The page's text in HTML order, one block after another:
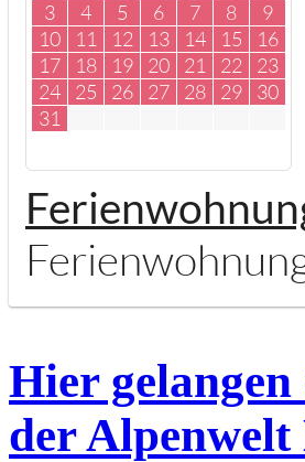
3
4 5 6 7 8
9
10
11 12 13 14 15
16
17
18 19 20 21 22
23
24
25 26 27 28 29
30
31
Hier gelangen
der